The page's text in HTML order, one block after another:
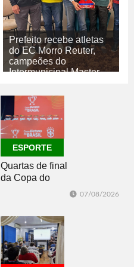
Prefeito recebe atletas
do EC Morro Reuter,
campeões do
Intermunicipal Master
07/08/2026
ESPORTE
ESPORTE
Quartas de final
da Copa do
Brasil 2026: veja
do sorteio
07/08/2026